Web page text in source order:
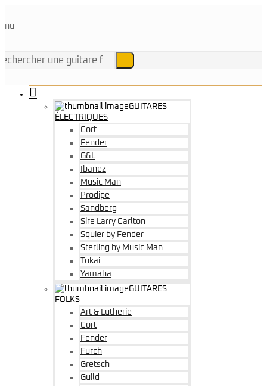
GUITARES
ÉLECTRIQUES
Cort
Fender
G&L
Ibanez
Music Man
Prodipe
Sandberg
Sire Larry Carlton
Squier by Fender
Sterling by Music Man
Tokai
Yamaha
GUITARES
FOLKS
Art & Lutherie
Cort
Fender
Furch
Gretsch
Guild